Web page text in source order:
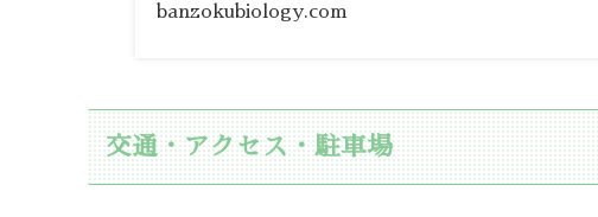
banzokubiology.com
交通・アクセス・駐車場